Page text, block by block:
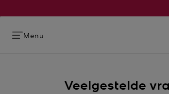
Menu
Veelgestelde